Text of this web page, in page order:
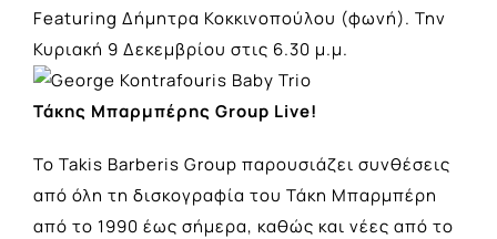
Featuring Δήμητρα Κοκκινοπούλου (φωνή). Την
Κυριακή 9 Δεκεμβρίου στις 6.30 μ.μ.
Τάκης Μπαρμπέρης Group Live!
Το Takis Barberis Group παρουσιάζει συνθέσεις
από όλη τη δισκογραφία του Τάκη Μπαρμπέρη
από το 1990 έως σήμερα, καθώς και νέες από το